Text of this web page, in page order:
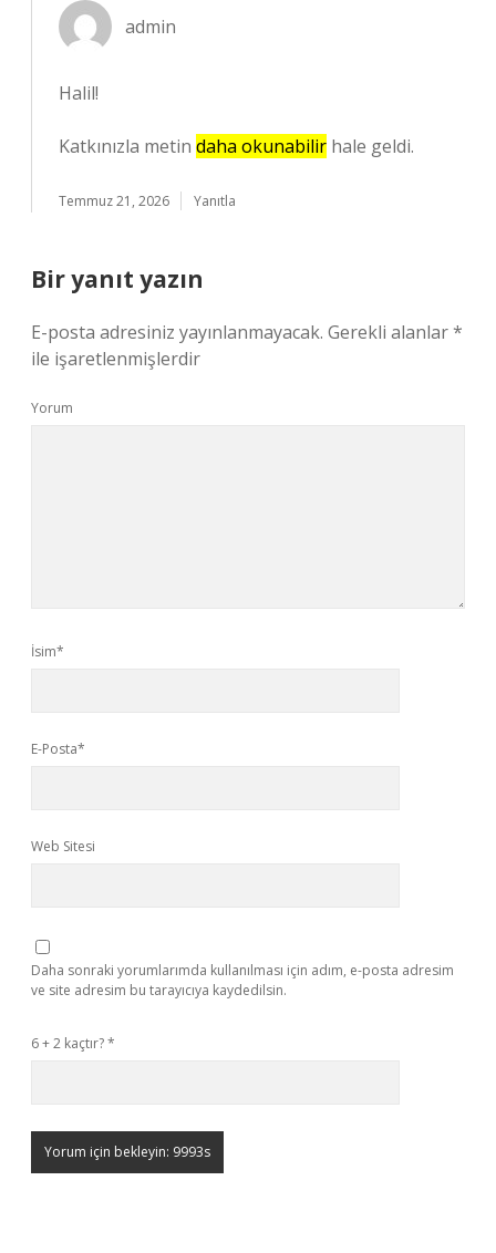
admin
Halil!
Katkınızla metin daha okunabilir hale geldi.
Temmuz 21, 2026 Yanıtla
Bir yanıt yazın
E-posta adresiniz yayınlanmayacak. Gerekli alanlar*
ile işaretlenmişlerdir
Yorum
İsim*
E-Posta*
Web Sitesi
Daha sonraki yorumlarımda kullanılması için adım, e-posta adresim
ve site adresim bu tarayıcıya kaydedilsin.
6 + 2 kaçtır?*